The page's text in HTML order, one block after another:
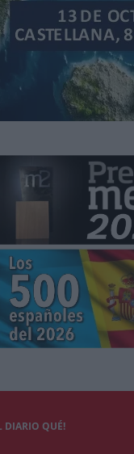
DIARIO QUÉ!